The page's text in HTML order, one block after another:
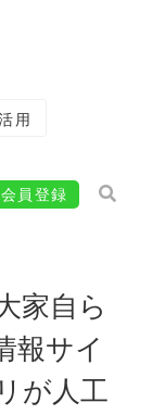
用
会員登録
家自ら
報サイ
が人工